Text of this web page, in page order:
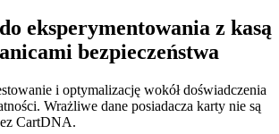
eksperymentowania z kasą
bezpieczeństwa
i optymalizację wokół doświadczenia
Wrażliwe dane posiadacza karty nie są
CartDNA.